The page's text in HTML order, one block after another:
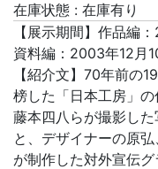
在庫状態 : 在庫有り
【展示期間】作品編
資料編：2003年12月
【紹介文】70年前の
榜した「日本工房」の
藤本四八らが撮影した
と、デザイナーの原
が制作した対外宣伝